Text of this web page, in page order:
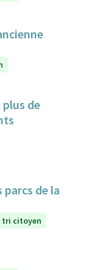
plus de
parcs de la
tri citoyen